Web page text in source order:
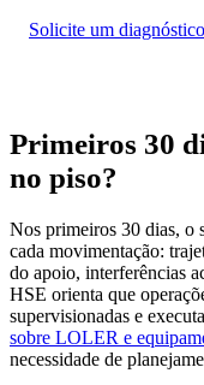
Solicite um diagnóstico
Primeiros 30
no piso?
Nos primeiros 30 dias, o
cada movimentação:
do apoio, interferências
HSE orienta que
supervisionadas e
sobre LOLER e
necessidade de